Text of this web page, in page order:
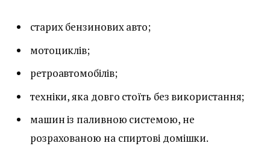
старих бензинових авто;
мотоциклів;
ретроавтомобілів;
техніки, яка довго стоїть без використання;
машин із паливною системою, не
розрахованою на спиртові домішки.